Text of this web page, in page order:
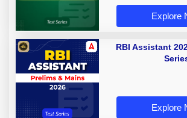
Explore
RBI Assistant
Explore